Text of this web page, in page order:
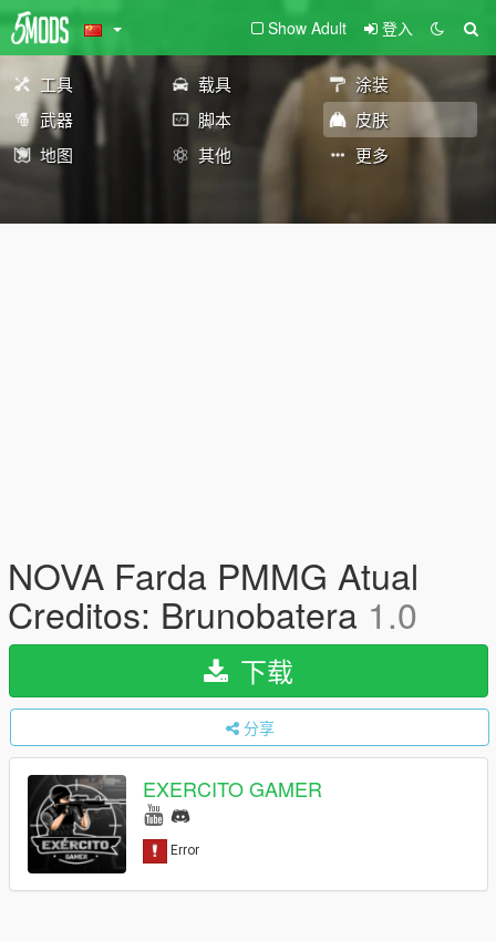
Show Adult 登入
工具 载具
涂装
武器
脚本
皮肤
地图
其他 更多
NOVA Farda PMMG Atual
Creditos: Brunobatera 1.0
下载
分享
EXERCITO GAMER